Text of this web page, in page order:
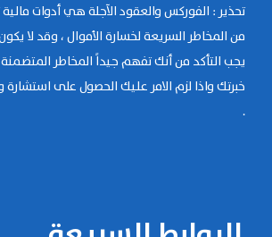
تحذير : الفوركس والعقود الآجلة هي أدوات
من المخاطر السريعة لخسارة الأموال ، وقد لا
يجب التأكد من أنك تفهم جيداً المخاطر
خبرتك واذا لزم الامر عليك الحصول على استشارة
.